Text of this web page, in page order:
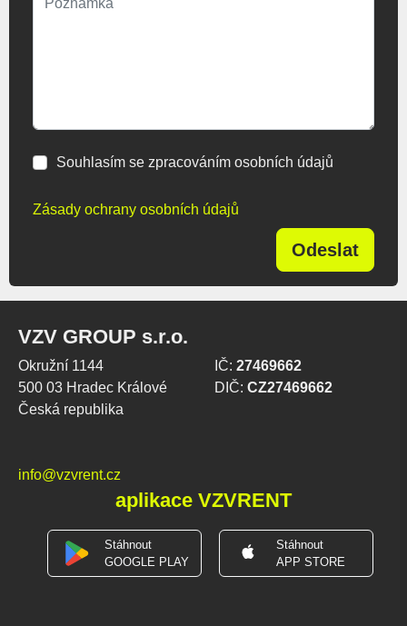
Souhlasím se zpracováním osobních údajů
Zásady ochrany osobních údajů
Odeslat
VZV GROUP s.r.o.
Okružní 1144
500 03 Hradec Králové
Česká republika
IČ: 27469662
DIČ: CZ27469662
info@vzvrent.cz
aplikace VZVRENT
Stáhnout
GOOGLE PLAY
Stáhnout
APP STORE